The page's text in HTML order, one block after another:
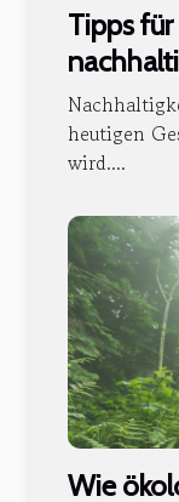
Tipps
heutigen
wird....
Wie